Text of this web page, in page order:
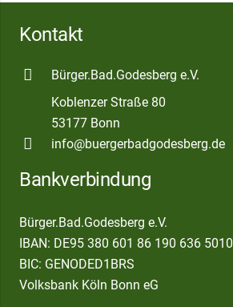
Kontakt
Bürger.Bad.Godesberg e.V.
Koblenzer Straße 80
53177 Bonn
info@buergerbadgodesberg.de
Bankverbindung
Bürger.Bad.Godesberg e.V.
IBAN: DE95 380 601 86 190 636 5010
BIC: GENODED1BRS
Volksbank Köln Bonn eG